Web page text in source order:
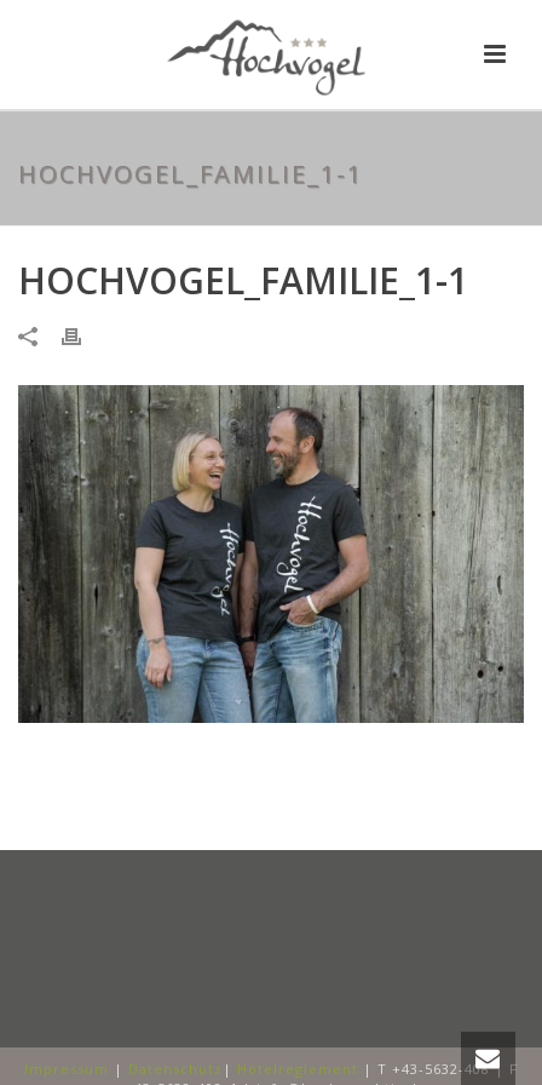
HOCHVOGEL_FAMILIE_1-1
HOCHVOGEL_FAMILIE_1-1
Impressum | Datenschutz | Hotelreglement | T +43-5632-408 | F